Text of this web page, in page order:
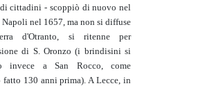
cittadini - scoppiò di nuovo nel
nel 1657, ma non si diffuse
d'Otranto, si ritenne per
di S. Oronzo (i brindisini si
invece a San Rocco, come
fatto 130 anni prima). A Lecce, in